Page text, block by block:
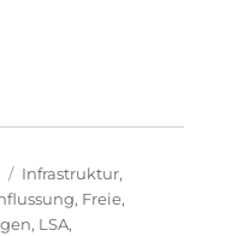
Kategorien
Infrastruktur,
, Freie,
, LSA,